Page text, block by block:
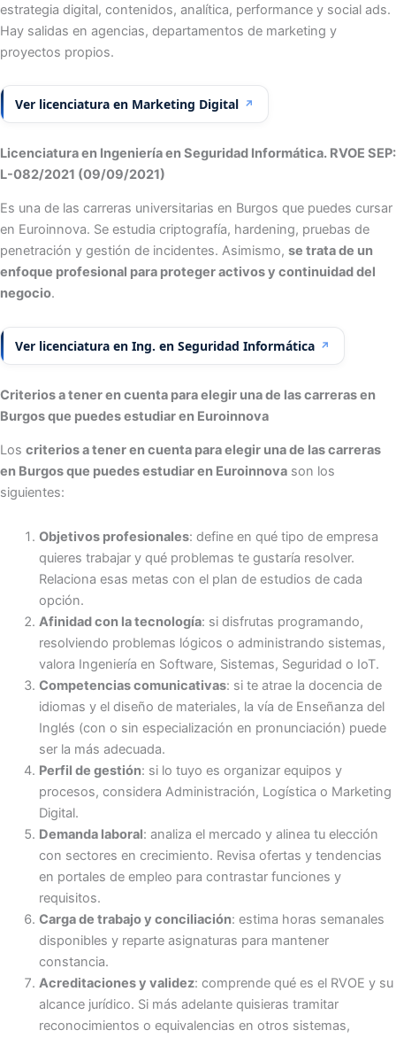
estrategia digital, contenidos, analítica, performance y social ads.
Hay salidas en agencias, departamentos de marketing y
proyectos propios.
Ver licenciatura en Marketing Digital ↗
Licenciatura en Ingeniería en Seguridad Informática. RVOE SEP:
L-082/2021 (09/09/2021)
Es una de las carreras universitarias en Burgos que puedes cursar
en Euroinnova. Se estudia criptografía, hardening, pruebas de
penetración y gestión de incidentes. Asimismo, se trata de un
enfoque profesional para proteger activos y continuidad del
negocio.
Ver licenciatura en Ing. en Seguridad Informática ↗
Criterios a tener en cuenta para elegir una de las carreras en
Burgos que puedes estudiar en Euroinnova
Los criterios a tener en cuenta para elegir una de las carreras
en Burgos que puedes estudiar en Euroinnova son los
siguientes:
Objetivos profesionales: define en qué tipo de empresa
quieres trabajar y qué problemas te gustaría resolver.
Relaciona esas metas con el plan de estudios de cada
opción.
Afinidad con la tecnología: si disfrutas programando,
resolviendo problemas lógicos o administrando sistemas,
valora Ingeniería en Software, Sistemas, Seguridad o IoT.
Competencias comunicativas: si te atrae la docencia de
idiomas y el diseño de materiales, la vía de Enseñanza del
Inglés (con o sin especialización en pronunciación) puede
ser la más adecuada.
Perfil de gestión: si lo tuyo es organizar equipos y
procesos, considera Administración, Logística o Marketing
Digital.
Demanda laboral: analiza el mercado y alinea tu elección
con sectores en crecimiento. Revisa ofertas y tendencias
en portales de empleo para contrastar funciones y
requisitos.
Carga de trabajo y conciliación: estima horas semanales
disponibles y reparte asignaturas para mantener
constancia.
Acreditaciones y validez: comprende qué es el RVOE y su
alcance jurídico. Si más adelante quisieras tramitar
reconocimientos o equivalencias en otros sistemas,